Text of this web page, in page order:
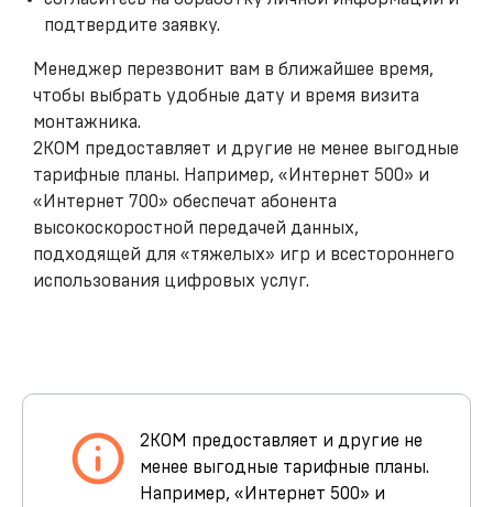
подтвердите заявку.
Менеджер перезвонит вам в ближайшее время,
чтобы выбрать удобные дату и время визита
монтажника.
2КОМ предоставляет и другие не менее выгодные
тарифные планы. Например, «Интернет 500» и
«Интернет 700» обеспечат абонента
высокоскоростной передачей данных,
подходящей для «тяжелых» игр и всестороннего
использования цифровых услуг.
2КОМ предоставляет и другие не
менее выгодные тарифные планы.
Например, «Интернет 500» и